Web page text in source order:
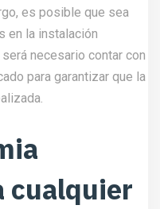
es posible que sea
en la instalación
necesario contar con
para garantizar que la
cualquier